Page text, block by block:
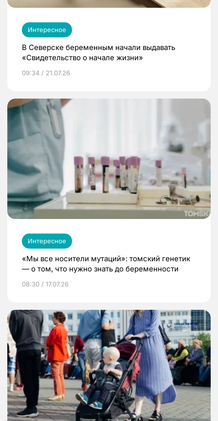
Интересное
В Северске беременным начали выдавать
«Свидетельство о начале жизни»
09:34 / 21.07.26
Интересное
«Мы все носители мутаций»: томский генетик
— о том, что нужно знать до беременности
08:30 / 17.07.26